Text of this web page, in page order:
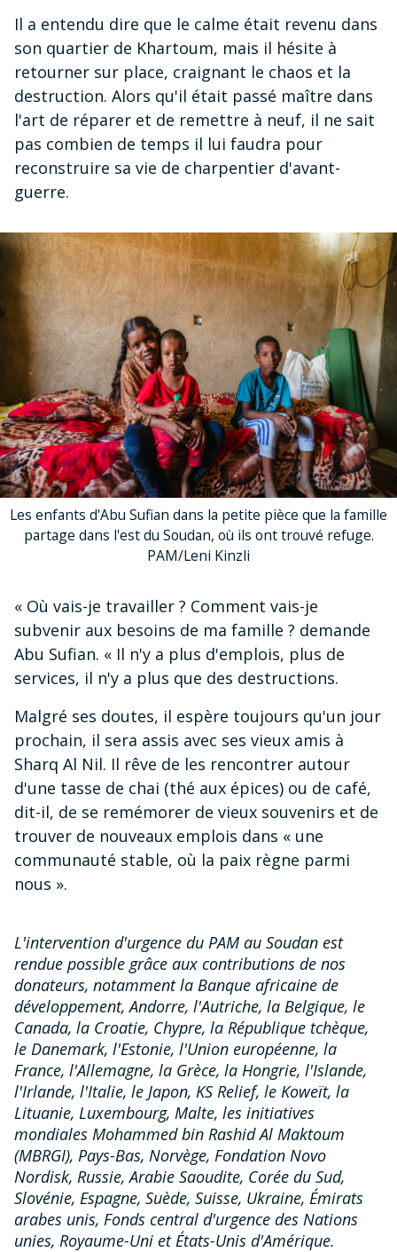
Il a entendu dire que le calme était revenu dans
son quartier de Khartoum, mais il hésite à
retourner sur place, craignant le chaos et la
destruction. Alors qu'il était passé maître dans
l'art de réparer et de remettre à neuf, il ne sait
pas combien de temps il lui faudra pour
reconstruire sa vie de charpentier d'avant-
guerre.
Les enfants d'Abu Sufian dans la petite pièce que la famille
partage dans l'est du Soudan, où ils ont trouvé refuge.
PAM/Leni Kinzli
« Où vais-je travailler ? Comment vais-je
subvenir aux besoins de ma famille ? demande
Abu Sufian. « Il n'y a plus d'emplois, plus de
services, il n'y a plus que des destructions.
Malgré ses doutes, il espère toujours qu'un jour
prochain, il sera assis avec ses vieux amis à
Sharq Al Nil. Il rêve de les rencontrer autour
d'une tasse de chai (thé aux épices) ou de café,
dit-il, de se remémorer de vieux souvenirs et de
trouver de nouveaux emplois dans « une
communauté stable, où la paix règne parmi
nous ».
L'intervention d'urgence du PAM au Soudan est
rendue possible grâce aux contributions de nos
donateurs, notamment la Banque africaine de
développement, Andorre, l'Autriche, la Belgique, le
Canada, la Croatie, Chypre, la République tchèque,
le Danemark, l'Estonie, l'Union européenne, la
France, l'Allemagne, la Grèce, la Hongrie, l'Islande,
l'Irlande, l'Italie, le Japon, KS Relief, le Koweït, la
Lituanie, Luxembourg, Malte, les initiatives
mondiales Mohammed bin Rashid Al Maktoum
(MBRGI), Pays-Bas, Norvège, Fondation Novo
Nordisk, Russie, Arabie Saoudite, Corée du Sud,
Slovénie, Espagne, Suède, Suisse, Ukraine, Émirats
arabes unis, Fonds central d'urgence des Nations
unies, Royaume-Uni et États-Unis d'Amérique.